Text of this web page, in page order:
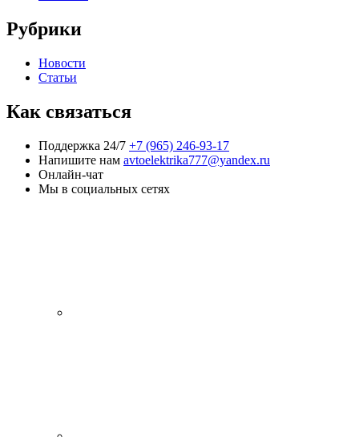
Рубрики
Новости
Статьи
Как связаться
Поддержка 24/7 +7 (965) 246-93-17
Напишите нам avtoelektrika777@yandex.ru
Онлайн-чат
Мы в социальных сетях